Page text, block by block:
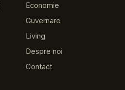
Economie
Guvernare
Living
Despre noi
Contact